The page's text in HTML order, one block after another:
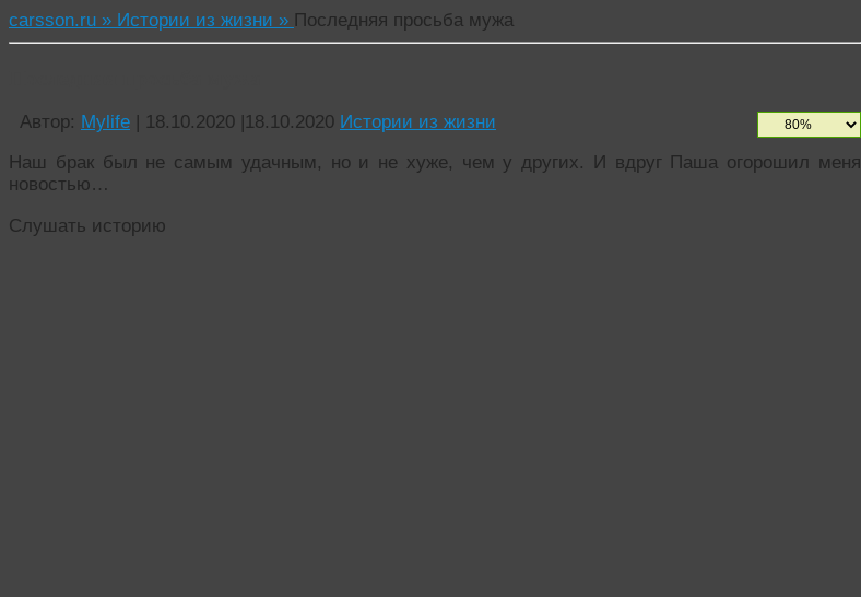
carsson.ru » Истории из жизни » Последняя просьба мужа
Автор: Mylife | 18.10.2020 |18.10.2020 Истории из жизни
Наш брак был не самым удачным, но и не хуже, чем у других. И вдруг Паша огорошил меня
новостью…
Слушать историю